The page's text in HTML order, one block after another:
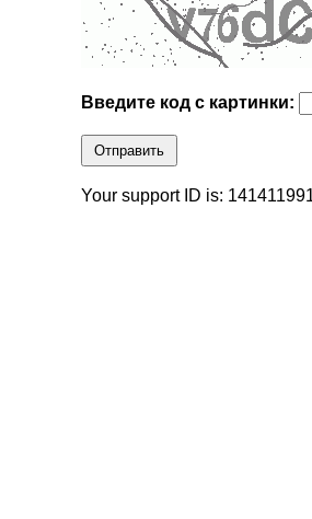
Введите код с картинки:
Отправить
Your support ID is: